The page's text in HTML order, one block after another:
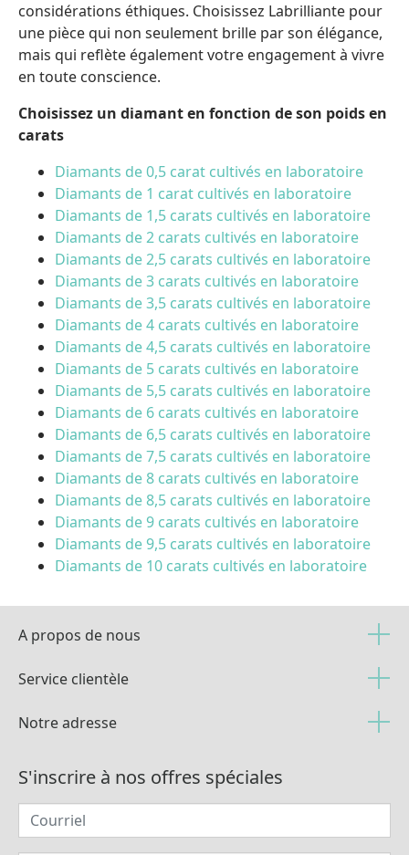
considérations éthiques. Choisissez Labrilliante pour
une pièce qui non seulement brille par son élégance,
mais qui reflète également votre engagement à vivre
en toute conscience.
Choisissez un diamant en fonction de son poids en
carats
Diamants de 0,5 carat cultivés en laboratoire
Diamants de 1 carat cultivés en laboratoire
Diamants de 1,5 carats cultivés en laboratoire
Diamants de 2 carats cultivés en laboratoire
Diamants de 2,5 carats cultivés en laboratoire
Diamants de 3 carats cultivés en laboratoire
Diamants de 3,5 carats cultivés en laboratoire
Diamants de 4 carats cultivés en laboratoire
Diamants de 4,5 carats cultivés en laboratoire
Diamants de 5 carats cultivés en laboratoire
Diamants de 5,5 carats cultivés en laboratoire
Diamants de 6 carats cultivés en laboratoire
Diamants de 6,5 carats cultivés en laboratoire
Diamants de 7,5 carats cultivés en laboratoire
Diamants de 8 carats cultivés en laboratoire
Diamants de 8,5 carats cultivés en laboratoire
Diamants de 9 carats cultivés en laboratoire
Diamants de 9,5 carats cultivés en laboratoire
Diamants de 10 carats cultivés en laboratoire
A propos de nous
Service clientèle
Notre adresse
S'inscrire à nos offres spéciales